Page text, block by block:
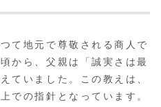
て地元で尊敬される商人で
から、父親は「誠実さは最
ていました。この教えは、
での指針となっています。